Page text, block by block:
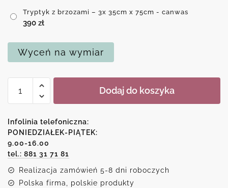
Tryptyk z brzozami – 3x 35cm x 75cm - canwas
390 zł
Wyceń na wymiar
Tryptyk
brzozami
Dodaj do koszyka
Infolinia telefoniczna:
PONIEDZIAŁEK-PIĄTEK:
9.00-16.00
tel.: 881 31 71 81
Realizacja zamówień 5-8 dni roboczych
Polska firma, polskie produkty